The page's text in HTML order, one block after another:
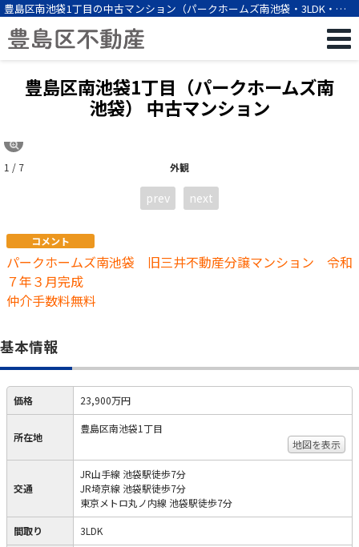
豊島区南池袋1丁目の中古マンション（パークホームズ南池袋・3LDK・池
袋駅徒歩7分）[12295]
豊島区南池袋1丁目（パークホームズ南
池袋） 中古マンション
外観
1 / 7
prev next
コメント
パークホームズ南池袋 旧三井不動産分譲マンション 令和
７年３月完成
仲介手数料無料
基本情報
価格 23,900万円
所在地
豊島区南池袋1丁目
地図を表示
交通
JR山手線 池袋駅徒歩7分
JR埼京線 池袋駅徒歩7分
東京メトロ丸ノ内線 池袋駅徒歩7分
間取り 3LDK